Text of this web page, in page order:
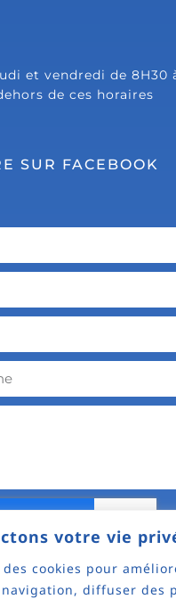
votre vie
cookies pour
diffuser des
et vendredi de 8H30
de ces horaires
SUR FACEBOOK
ENVOYER